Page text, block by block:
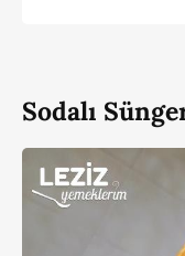
Sodalı